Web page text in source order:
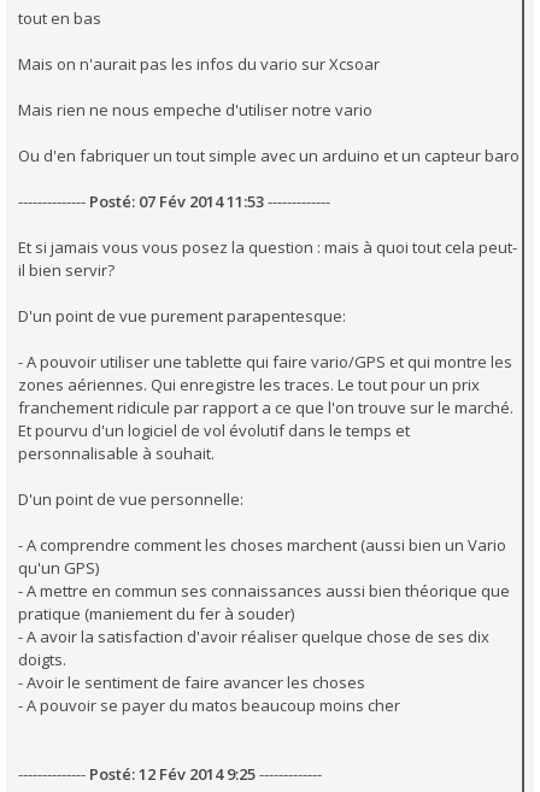
tout en bas
Mais on n'aurait pas les infos du vario sur Xcsoar
Mais rien ne nous empeche d'utiliser notre vario
Ou d'en fabriquer un tout simple avec un arduino et un capteur baro
-------------- Posté: 07 Fév 2014 11:53-------------
Et si jamais vous vous posez la question : mais à quoi tout cela peut-
il bien servir?
D'un point de vue purement parapentesque:
- A pouvoir utiliser une tablette qui faire vario/GPS et qui montre les
zones aériennes. Qui enregistre les traces. Le tout pour un prix
franchement ridicule par rapport a ce que l'on trouve sur le marché.
Et pourvu d'un logiciel de vol évolutif dans le temps et
personnalisable à souhait.
D'un point de vue personnelle:
- A comprendre comment les choses marchent (aussi bien un Vario
qu'un GPS)
- A mettre en commun ses connaissances aussi bien théorique que
pratique (maniement du fer à souder)
- A avoir la satisfaction d'avoir réaliser quelque chose de ses dix
doigts.
- Avoir le sentiment de faire avancer les choses
- A pouvoir se payer du matos beaucoup moins cher
-------------- Posté: 12 Fév 2014 9:25-------------